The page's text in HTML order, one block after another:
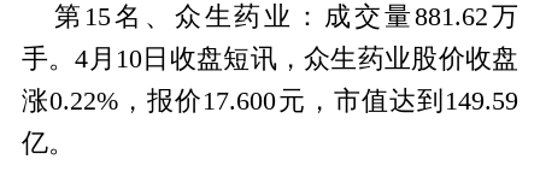
第15名、众生药业：成交量881.62万
手。4月10日收盘短讯，众生药业股价收盘
涨0.22%，报价17.600元，市值达到149.59
亿。